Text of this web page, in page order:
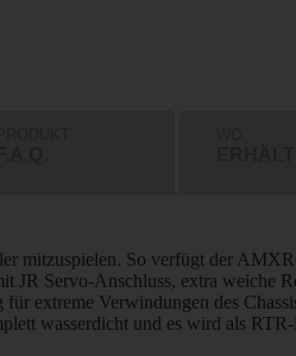
mitzuspielen. So verfügt der
JR Servo-Anschluss, extra weiche
extreme Verwindungen des
wasserdicht und es wird als